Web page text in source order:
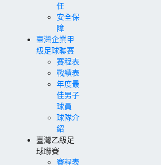
任
安全保
障
臺灣企業甲
級足球聯賽
賽程表
戰績表
年度最
佳男子
球員
球隊介
紹
臺灣乙級足
球聯賽
賽程表